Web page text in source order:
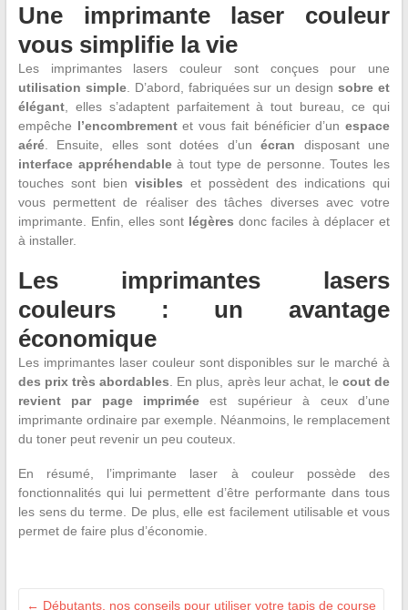
Une imprimante laser couleur
vous simplifie la vie
Les imprimantes lasers couleur sont conçues pour une
utilisation simple. D’abord, fabriquées sur un designsobre et
élégant, elles s’adaptent parfaitement à tout bureau, ce qui
empêche l’encombrementet vous fait bénéficier d’unespace
aéré. Ensuite, elles sont dotées d’unécran disposant une
interface appréhendableà tout type de personne. Toutes les
touches sont bien visibles et possèdent des indications qui
vous permettent de réaliser des tâches diverses avec votre
imprimante. Enfin, elles sont légères donc faciles à déplacer et
à installer.
Les imprimantes lasers
couleurs : un avantage
économique
Les imprimantes laser couleur sont disponibles sur le marché à
des prix très abordables . En plus, après leur achat, lecout de
revient par page imprimée est supérieur à ceux d’une
imprimante ordinaire par exemple. Néanmoins, le remplacement
du toner peut revenir un peu couteux.
En résumé, l’imprimante laser à couleur possède des
fonctionnalités qui lui permettent d’être performante dans tous
les sens du terme. De plus, elle est facilement utilisable et vous
permet de faire plus d’économie.
← Débutants, nos conseils pour utiliser votre tapis de course